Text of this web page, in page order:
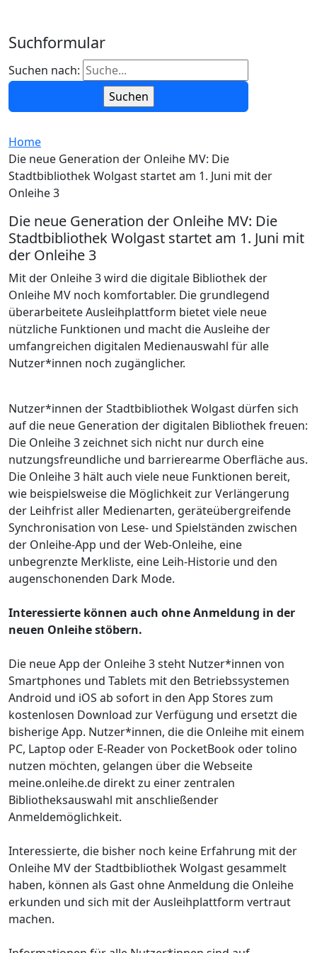
Suchformular
Suchen nach:
Die neue Generation der Onleihe MV: Die
Stadtbibliothek Wolgast startet am 1. Juni mit
der Onleihe 3
Home
Die neue Generation der Onleihe MV: Die
Stadtbibliothek Wolgast startet am 1. Juni mit der
Onleihe 3
Mit der Onleihe 3 wird die digitale Bibliothek der
Onleihe MV noch komfortabler. Die grundlegend
überarbeitete Ausleihplattform bietet viele neue
nützliche Funktionen und macht die Ausleihe der
umfangreichen digitalen Medienauswahl für alle
Nutzer*innen noch zugänglicher.
Nutzer*innen der Stadtbibliothek Wolgast dürfen sich
auf die neue Generation der digitalen Bibliothek freuen:
Die Onleihe 3 zeichnet sich nicht nur durch eine
nutzungsfreundliche und barrierearme Oberfläche aus.
Die Onleihe 3 hält auch viele neue Funktionen bereit,
wie beispielsweise die Möglichkeit zur Verlängerung
der Leihfrist aller Medienarten, geräteübergreifende
Synchronisation von Lese- und Spielständen zwischen
der Onleihe-App und der Web-Onleihe, eine
unbegrenzte Merkliste, eine Leih-Historie und den
augenschonenden Dark Mode.
Interessierte können auch ohne Anmeldung in der
neuen Onleihe stöbern.
Die neue App der Onleihe 3 steht Nutzer*innen von
Smartphones und Tablets mit den Betriebssystemen
Android und iOS ab sofort in den App Stores zum
kostenlosen Download zur Verfügung und ersetzt die
bisherige App. Nutzer*innen, die die Onleihe mit einem
PC, Laptop oder E-Reader von PocketBook oder tolino
nutzen möchten, gelangen über die Webseite
meine.onleihe.de direkt zu einer zentralen
Bibliotheksauswahl mit anschließender
Anmeldemöglichkeit.
Interessierte, die bisher noch keine Erfahrung mit der
Onleihe MV der Stadtbibliothek Wolgast gesammelt
haben, können als Gast ohne Anmeldung die Onleihe
erkunden und sich mit der Ausleihplattform vertraut
machen.